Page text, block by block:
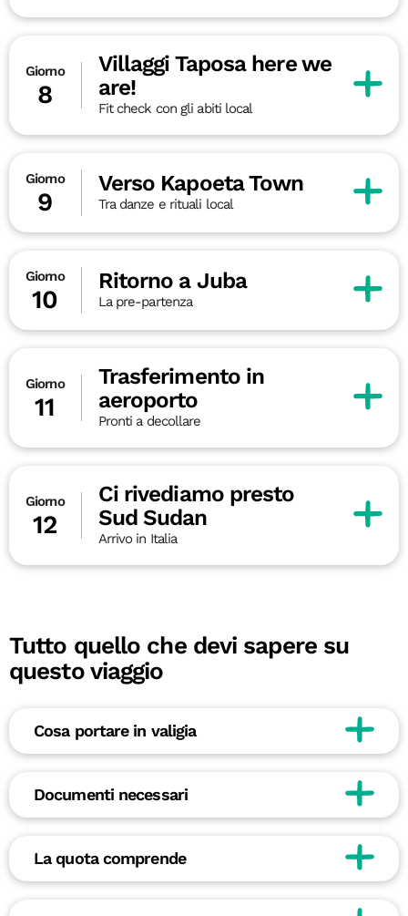
Giorno
8
Villaggi Taposa here we
are!
Fit check con gli abiti local
Giorno
9
Verso Kapoeta Town
Tra danze e rituali local
Giorno
10
Ritorno a Juba
La pre-partenza
Giorno
11
Trasferimento in
aeroporto
Pronti a decollare
Giorno
12
Ci rivediamo presto
Sud Sudan
Arrivo in Italia
Tutto quello che devi sapere su
questo viaggio
Cosa portare in valigia
Documenti necessari
La quota comprende